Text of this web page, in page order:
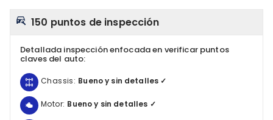
150 puntos de inspección
Detallada inspección enfocada en verificar puntos
claves del auto:
Chassis: Bueno y sin detalles ✓
Motor: Bueno y sin detalles ✓